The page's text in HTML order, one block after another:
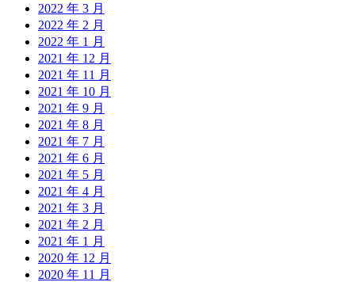
2022 年 3 月
2022 年 2 月
2022 年 1 月
2021 年 12 月
2021 年 11 月
2021 年 10 月
2021 年 9 月
2021 年 8 月
2021 年 7 月
2021 年 6 月
2021 年 5 月
2021 年 4 月
2021 年 3 月
2021 年 2 月
2021 年 1 月
2020 年 12 月
2020 年 11 月